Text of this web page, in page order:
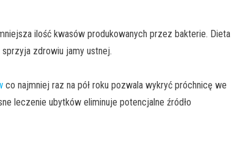
ilość kwasów produkowanych przez bakterie. Dieta
zdrowiu jamy ustnej.
co najmniej raz na pół roku pozwala wykryć próchnicę we
leczenie ubytków eliminuje potencjalne źródło